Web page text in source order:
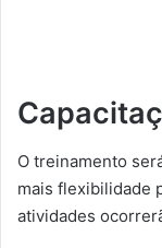
O treinamento
mais flexibilidade
atividades